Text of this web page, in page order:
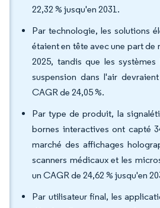
22,32 % jusqu'en 2031.
Par technologie, les solutions
étaient en tête avec une part de
2025, tandis que les
suspension dans l'air
CAGR de 24,05 %.
Par type de produit, la
bornes interactives ont capté
marché des affichages
scanners médicaux et les
un CAGR de 24,62 % jusqu'en
Par utilisateur final, les